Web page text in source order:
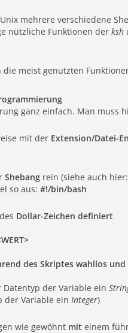
mehrere verschiedene
nützliche Funktionen der ksh
meist genutzten
ganz einfach. Man muss
mit der Extension/Datei-
Shebang rein (siehe auch hier:
so aus: #!/bin/bash
Dollar-Zeichen definiert
des Skriptes wahllos und
Datentyp der Variable ein
der Variable ein Integer)
wie gewöhnt mit einem